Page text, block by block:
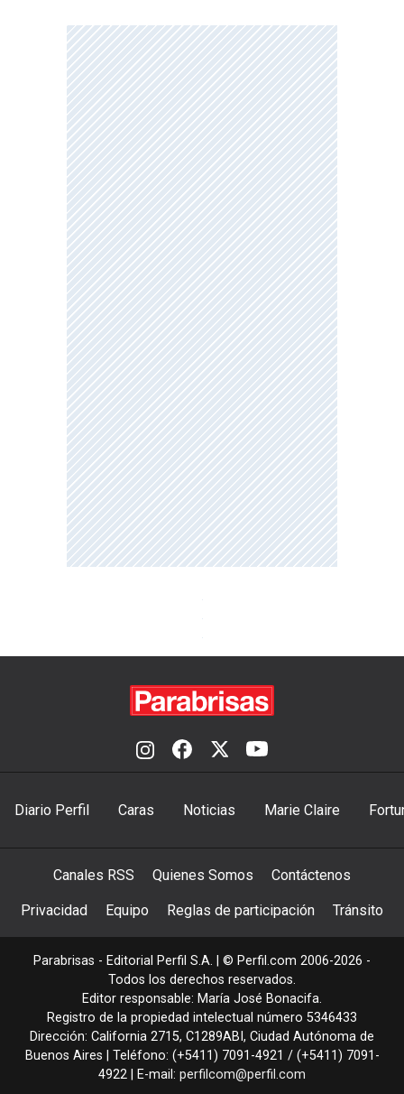
Diario Perfil Caras Noticias Marie Claire
Canales RSS Quienes Somos Contáctenos
Privacidad Equipo Reglas de participación Tránsito
Parabrisas - Editorial Perfil S.A. | © Perfil.com 2006-2026 -
Todos los derechos reservados.
Editor responsable: María José Bonacifa.
Registro de la propiedad intelectual número 5346433
Dirección: California 2715, C1289ABI , Ciudad Autónoma de
Buenos Aires | Teléfono: (+5411) 7091-4921 / (+5411) 7091-
4922 | E-mail: perfilcom@perfil.com